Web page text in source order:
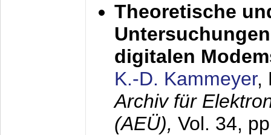
Theoretische
digitalen
K.-D. Kammeyer,
Archiv für
(AEÜ), Vol. 34,